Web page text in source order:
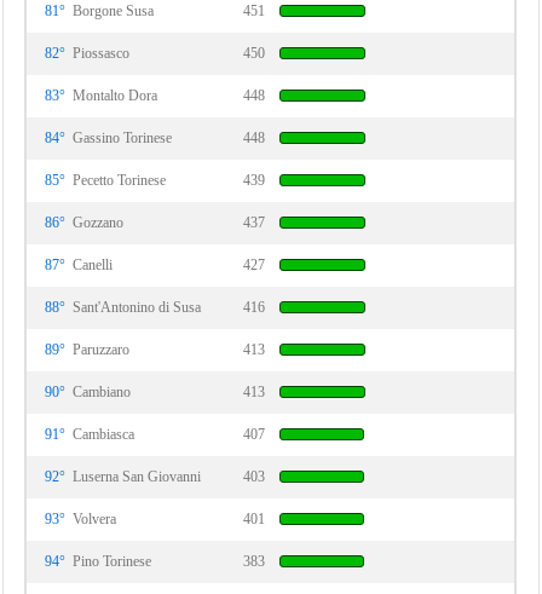
81° Borgone Susa 451
82° Piossasco 450
83° Montalto Dora 448
84° Gassino Torinese 448
85° Pecetto Torinese 439
86° Gozzano 437
87° Canelli 427
88° Sant'Antonino di Susa 416
89° Paruzzaro 413
90° Cambiano 413
91° Cambiasca 407
92° Luserna San Giovanni 403
93° Volvera 401
94° Pino Torinese 383